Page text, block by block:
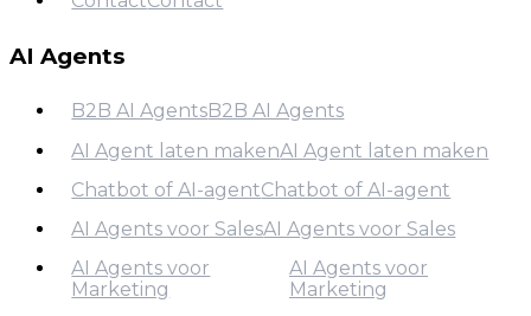
Over Ons
AI Agents
B2B AI Agents
B2B AI Agents
B2B AI Agents
AI Agent laten maken
AI Agent laten maken
AI Agent laten maken
Chatbot of AI-agent
Chatbot of AI-agent
Chatbot of AI-agent
AI Agents voor Sales
AI Agents voor Sales
AI Agents voor Sales
AI Agents voor
Marketing
AI Agents voor
Marketing